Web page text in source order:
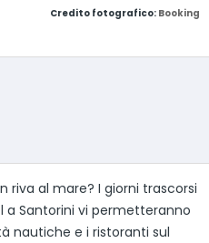
Credito fotografico: Booking
riva al mare? I giorni trascorsi
Santorini vi permetteranno
nautiche e i ristoranti sul